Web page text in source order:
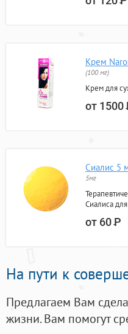
Крем
(100 мг)
Крем для
от 1500
Сиалис 5
5мг
Сиалиса
от 60Р
На пути к
Предлагаем Вам
жизни. Вам помогут